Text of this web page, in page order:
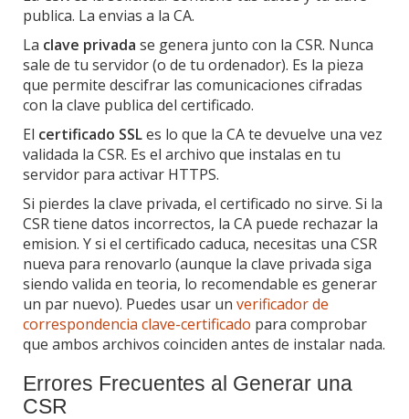
publica. La envias a la CA.
La clave privada se genera junto con la CSR. Nunca
sale de tu servidor (o de tu ordenador). Es la pieza
que permite descifrar las comunicaciones cifradas
con la clave publica del certificado.
El certificado SSLes lo que la CA te devuelve una vez
validada la CSR. Es el archivo que instalas en tu
servidor para activar HTTPS.
Si pierdes la clave privada, el certificado no sirve. Si la
CSR tiene datos incorrectos, la CA puede rechazar la
emision. Y si el certificado caduca, necesitas una CSR
nueva para renovarlo (aunque la clave privada siga
siendo valida en teoria, lo recomendable es generar
un par nuevo). Puedes usar un verificador de
correspondencia clave-certificado para comprobar
que ambos archivos coinciden antes de instalar nada.
Errores Frecuentes al Generar una
CSR